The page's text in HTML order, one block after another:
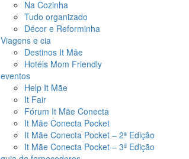
Na Cozinha
Tudo organizado
Décor e Reforminha
Viagens e cia
Destinos It Mãe
Hotéis Mom Friendly
eventos
Help It Mãe
It Fair
Fórum It Mãe Conecta
It Mãe Conecta Pocket
It Mãe Conecta Pocket – 2ª Edição
It Mãe Conecta Pocket – 3ª Edição